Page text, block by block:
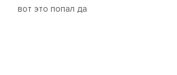
вот это попал да